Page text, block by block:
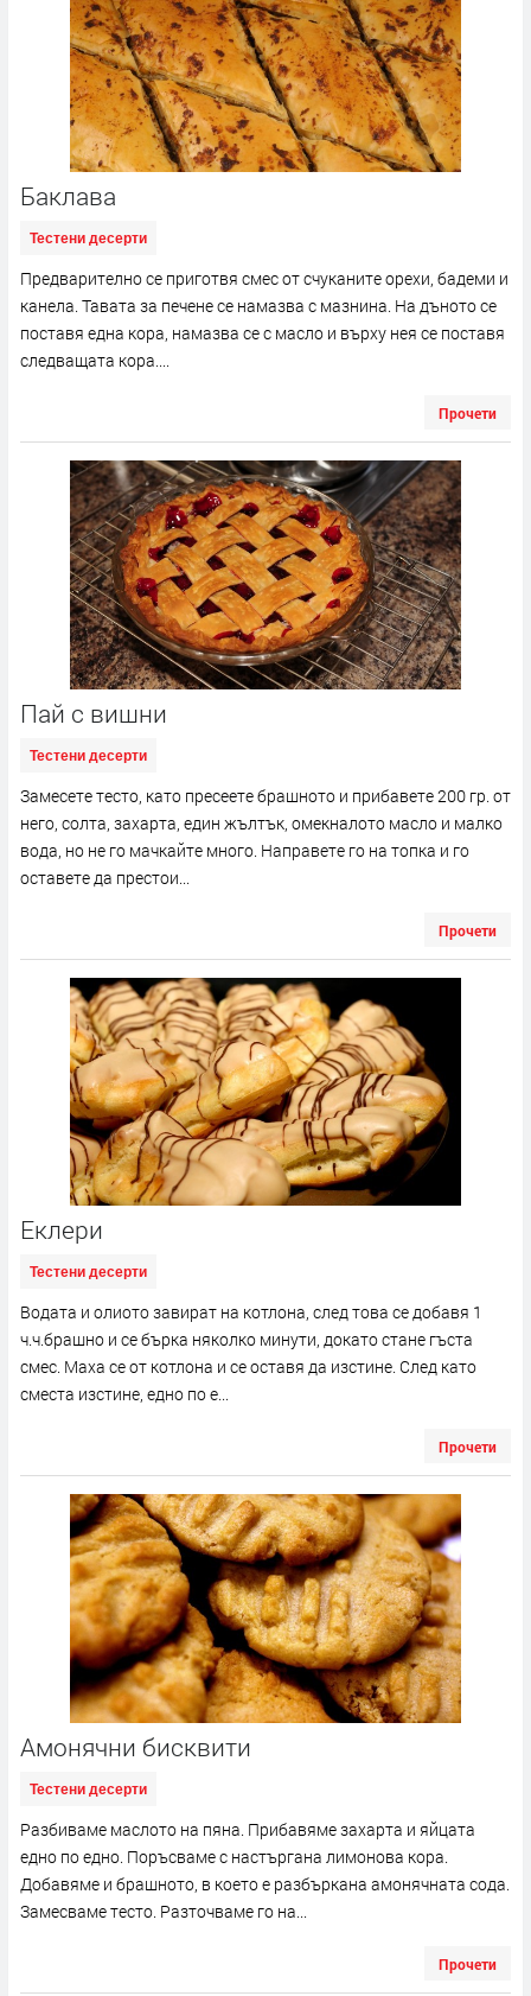
Баклава
Тестени десерти
Предварително се приготвя смес от счуканите орехи, бадеми и
канела. Тавата за печене се намазва с мазнина. На дъното се
поставя една кора, намазва се с масло и върху нея се поставя
следващата кора....
Прочети
Пай с вишни
Тестени десерти
Замесете тесто, като пресеете брашното и прибавете 200 гр. от
него, солта, захарта, един жълтък, омекналото масло и малко
вода, но не го мачкайте много. Направете го на топка и го
оставете да престои...
Прочети
Еклери
Тестени десерти
Водата и олиото завират на котлона, след това се добавя 1
ч.ч.брашно и се бърка няколко минути, докато стане гъста
смес. Маха се от котлона и се оставя да изстине. След като
сместа изстине, едно по е...
Прочети
Амонячни бисквити
Тестени десерти
Разбиваме маслото на пяна. Прибавяме захарта и яйцата
едно по едно. Поръсваме с настъргана лимонова кора.
Добавяме и брашното, в което е разбъркана амонячната сода.
Замесваме тесто. Разточваме го на...
Прочети